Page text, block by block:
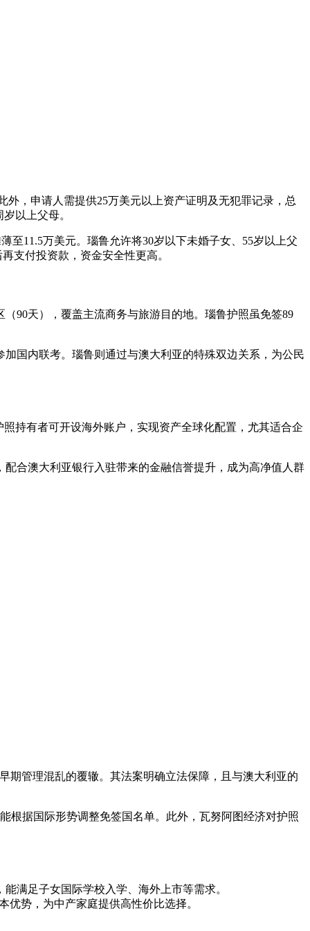
，申请人需提供25万美元以上资产证明及无犯罪记录，总
以上父母。
至11.5万美元。瑙鲁允许将30岁以下未婚子女、55岁以上父
支付投资款，资金安全性更高。
90天），覆盖主流商务与旅游目的地。瑙鲁护照虽免签89
国内联考。瑙鲁则通过与澳大利亚的特殊双边关系，为公民
持有者可开设海外账户，实现资产全球化配置，尤其适合企
合澳大利亚银行入驻带来的金融信誉提升，成为高净值人群
期管理混乱的覆辙。其法案明确立法保障，且与澳大利亚的
根据国际形势调整免签国名单。此外，瓦努阿图经济对护照
满足子女国际学校入学、海外上市等需求。
势，为中产家庭提供高性价比选择。